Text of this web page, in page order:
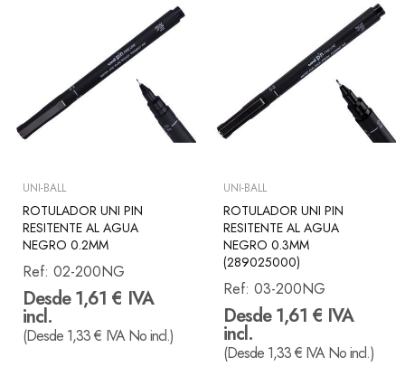
UNI-BALL
ROTULADOR UNI PIN
RESITENTE AL AGUA
NEGRO 0.2MM
Ref: 02-200NG
Desde 1,61 € IVA
incl.
(Desde 1,33 € IVA No incl.)
UNI-BALL
ROTULADOR UNI PIN
RESITENTE AL AGUA
NEGRO 0.3MM
(289025000)
Ref: 03-200NG
Desde 1,61 € IVA
incl.
(Desde 1,33 € IVA No incl.)